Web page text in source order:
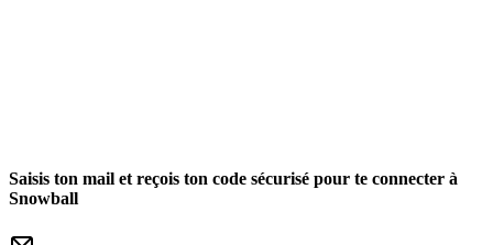
Saisis ton mail et reçois ton code sécurisé pour te connecter à
Snowball